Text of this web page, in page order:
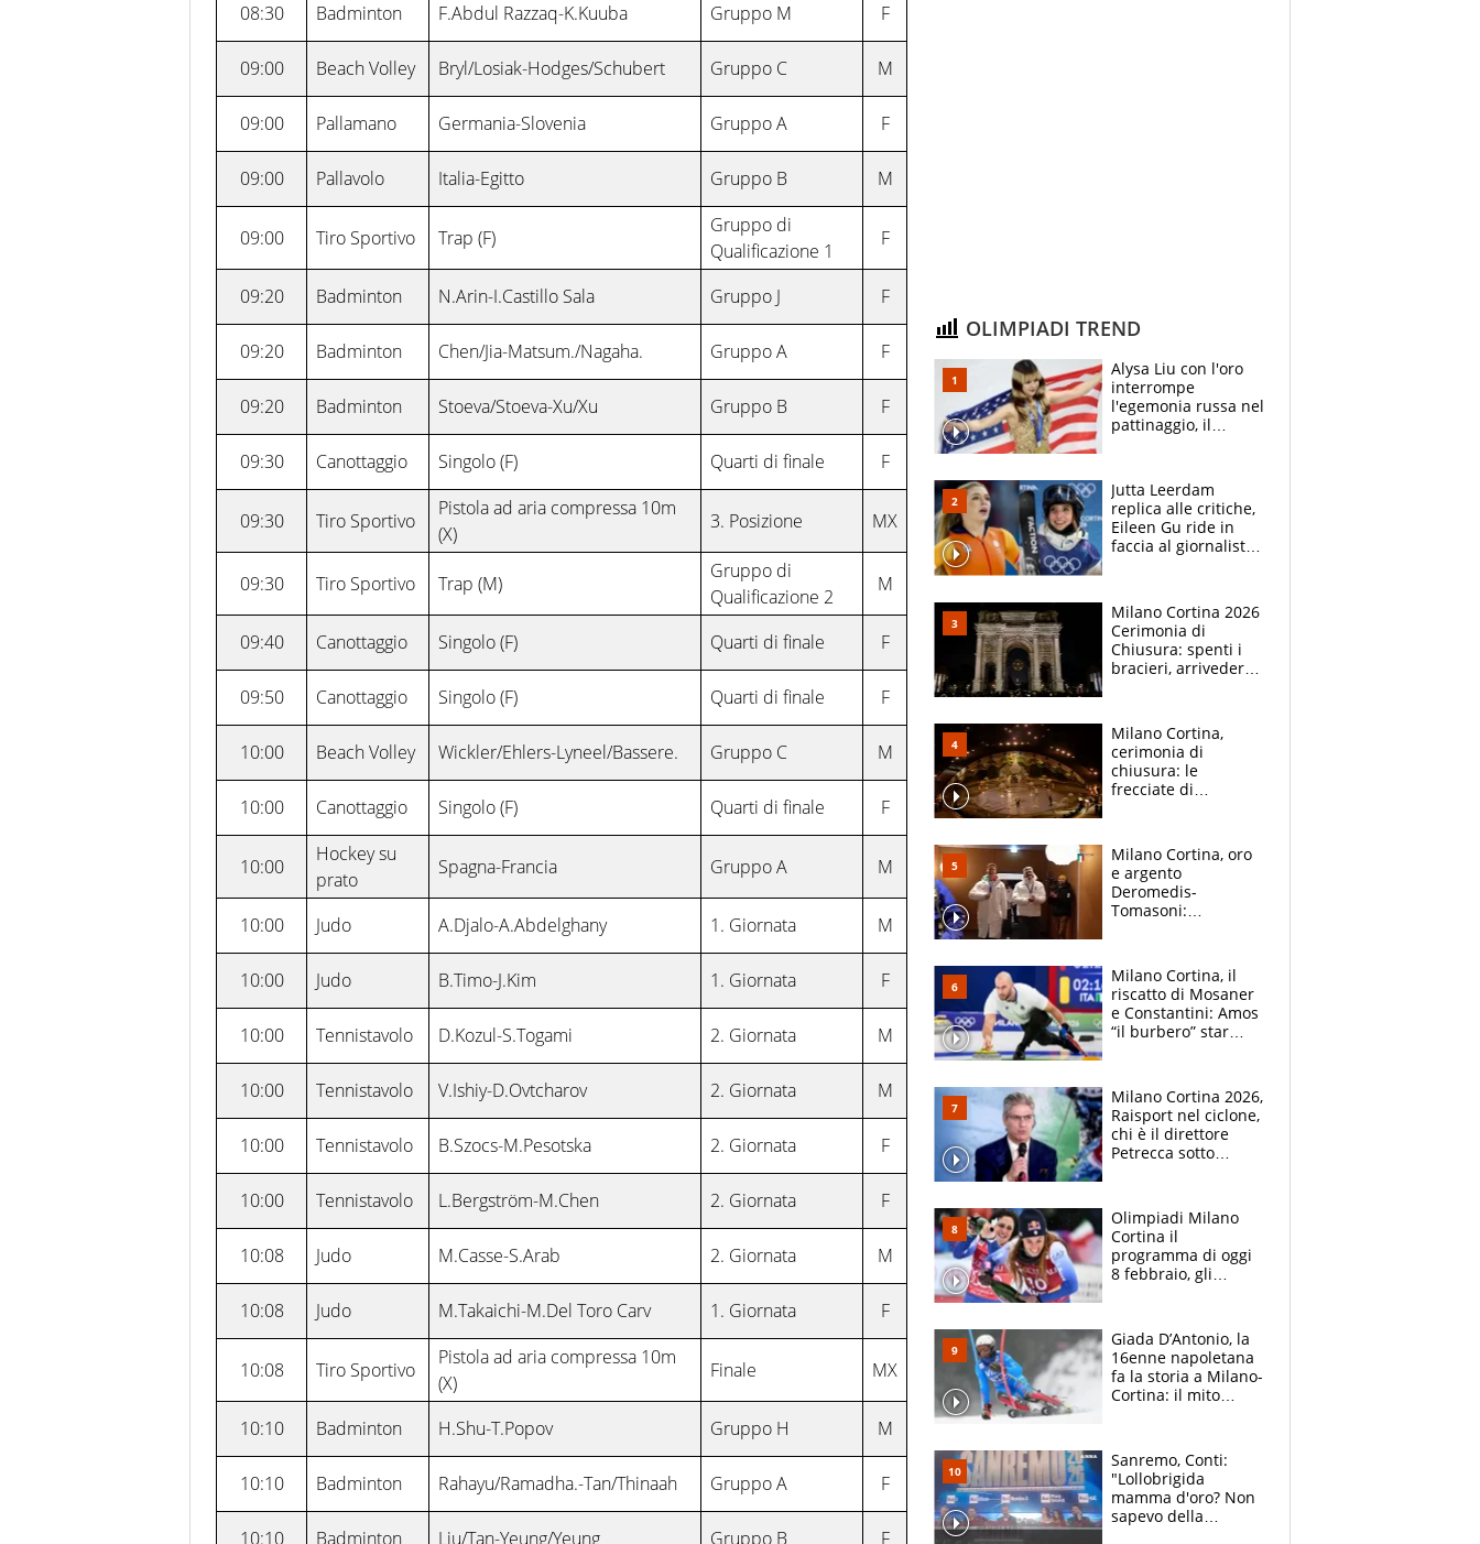
08:30 Badminton F.Abdul Razzaq-K.Kuuba Gruppo M F
09:00 Beach Volley Bryl/Losiak-Hodges/Schubert Gruppo C M
09:00 Pallamano Germania-Slovenia Gruppo A F
09:00 Pallavolo Italia-Egitto Gruppo B M
09:00 Tiro Sportivo Trap (F)
Gruppo di
Qualificazione 1
F
09:20 Badminton N.Arin-I.Castillo Sala Gruppo J F
09:20 Badminton Chen/Jia-Matsum./Nagaha. Gruppo A F
09:20 Badminton Stoeva/Stoeva-Xu/Xu Gruppo B F
09:30 Canottaggio Singolo (F) Quarti di finale F
09:30 Tiro Sportivo
Pistola ad aria compressa 10m
(X)
3. Posizione MX
09:30 Tiro Sportivo Trap (M)
Gruppo di
Qualificazione 2
M
09:40 Canottaggio Singolo (F) Quarti di finale F
09:50 Canottaggio Singolo (F) Quarti di finale F
10:00 Beach Volley Wickler/Ehlers-Lyneel/Bassere. Gruppo C M
10:00 Canottaggio Singolo (F) Quarti di finale F
10:00
Hockey su
prato
Spagna-Francia Gruppo A M
10:00 Judo A.Djalo-A.Abdelghany 1. Giornata M
10:00 Judo B.Timo-J.Kim 1. Giornata F
10:00 Tennistavolo D.Kozul-S.Togami 2. Giornata M
10:00 Tennistavolo V.Ishiy-D.Ovtcharov 2. Giornata M
10:00 Tennistavolo B.Szocs-M.Pesotska 2. Giornata F
10:00 Tennistavolo L.Bergström-M.Chen 2. Giornata F
10:08 Judo M.Casse-S.Arab 2. Giornata M
10:08 Judo M.Takaichi-M.Del Toro Carv 1. Giornata F
10:08 Tiro Sportivo
Pistola ad aria compressa 10m
(X)
Finale MX
10:10 Badminton H.Shu-T.Popov Gruppo H M
10:10 Badminton Rahayu/Ramadha.-Tan/Thinaah Gruppo A F
10:10 Badminton Liu/Tan-Yeung/Yeung Gruppo B F
OLIMPIADI TREND
Alysa Liu con l'oro
interrompe
l'egemonia russa nel
pattinaggio, il
presidente Donald
Trump
Jutta Leerdam
replica alle critiche,
Eileen Gu ride in
faccia al giornalista:
Milano Cortina 2026
Cerimonia di
Chiusura: spenti i
bracieri, arrivederci
un nuovo standard"
Milano Cortina,
cerimonia di
chiusura: le
frecciate di
di fondo
Milano Cortina, oro
e argento
Deromedis-
Tomasoni:
Milano Cortina, il
riscatto di Mosaner
e Constantini: Amos
“il burbero” star
Brignone
Milano Cortina 2026,
Raisport nel ciclone,
chi è il direttore
Petrecca sotto
l'attacco dell'Usigrai
Olimpiadi Milano
Cortina il
programma di oggi
8 febbraio, gli
Giada D’Antonio, la
16enne napoletana
fa la storia a Milano-
Cortina: il mito
Sanremo, Conti:
"Lollobrigida
mamma d'oro? Non
sapevo della